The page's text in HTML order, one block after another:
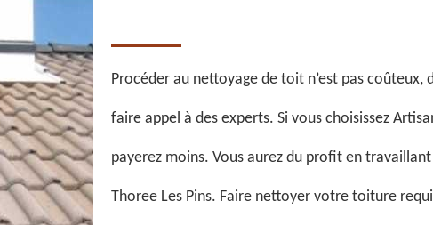
Procéder au nettoyage de toit n’est pas coûteux,
faire appel à des experts. Si vous choisissez
payerez moins. Vous aurez du profit en
Thoree Les Pins. Faire nettoyer votre toiture